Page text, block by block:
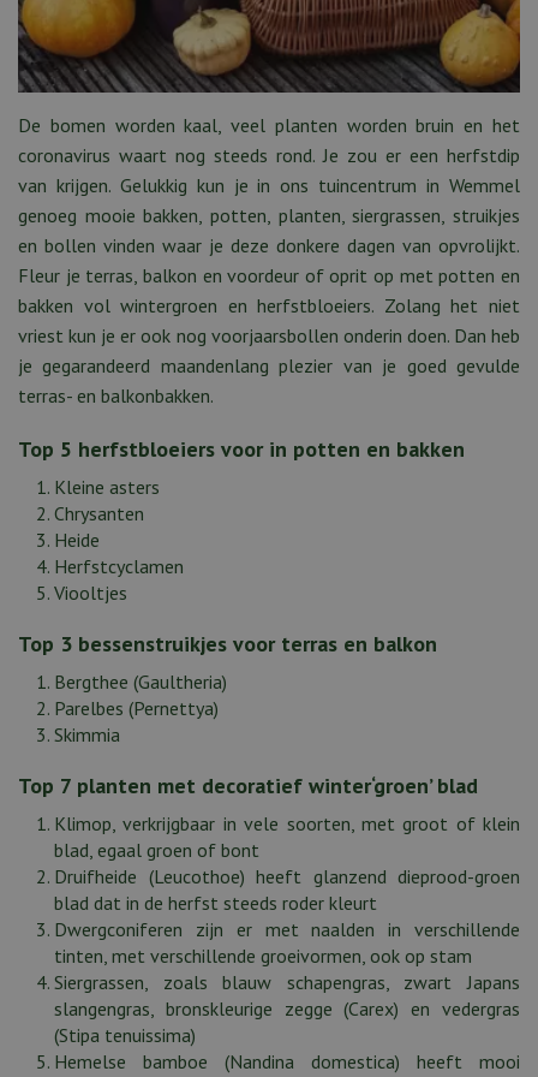
De bomen worden kaal, veel planten worden bruin en het
coronavirus waart nog steeds rond. Je zou er een herfstdip
van krijgen. Gelukkig kun je in ons tuincentrum in Wemmel
genoeg mooie bakken, potten, planten, siergrassen, struikjes
en bollen vinden waar je deze donkere dagen van opvrolijkt.
Fleur je terras, balkon en voordeur of oprit op met potten en
bakken vol wintergroen en herfstbloeiers. Zolang het niet
vriest kun je er ook nog voorjaarsbollen onderin doen. Dan heb
je gegarandeerd maandenlang plezier van je goed gevulde
terras- en balkonbakken.
Top 5 herfstbloeiers voor in potten en bakken
Kleine asters
Chrysanten
Heide
Herfstcyclamen
Viooltjes
Top 3 bessenstruikjes voor terras en balkon
Bergthee (Gaultheria)
Parelbes (Pernettya)
Skimmia
Top 7 planten met decoratief winter‘groen’ blad
Klimop, verkrijgbaar in vele soorten, met groot of klein
blad, egaal groen of bont
Druifheide (Leucothoe) heeft glanzend dieprood-groen
blad dat in de herfst steeds roder kleurt
Dwergconiferen zijn er met naalden in verschillende
tinten, met verschillende groeivormen, ook op stam
Siergrassen, zoals blauw schapengras, zwart Japans
slangengras, bronskleurige zegge (Carex) en vedergras
(Stipa tenuissima)
Hemelse bamboe (Nandina domestica) heeft mooi